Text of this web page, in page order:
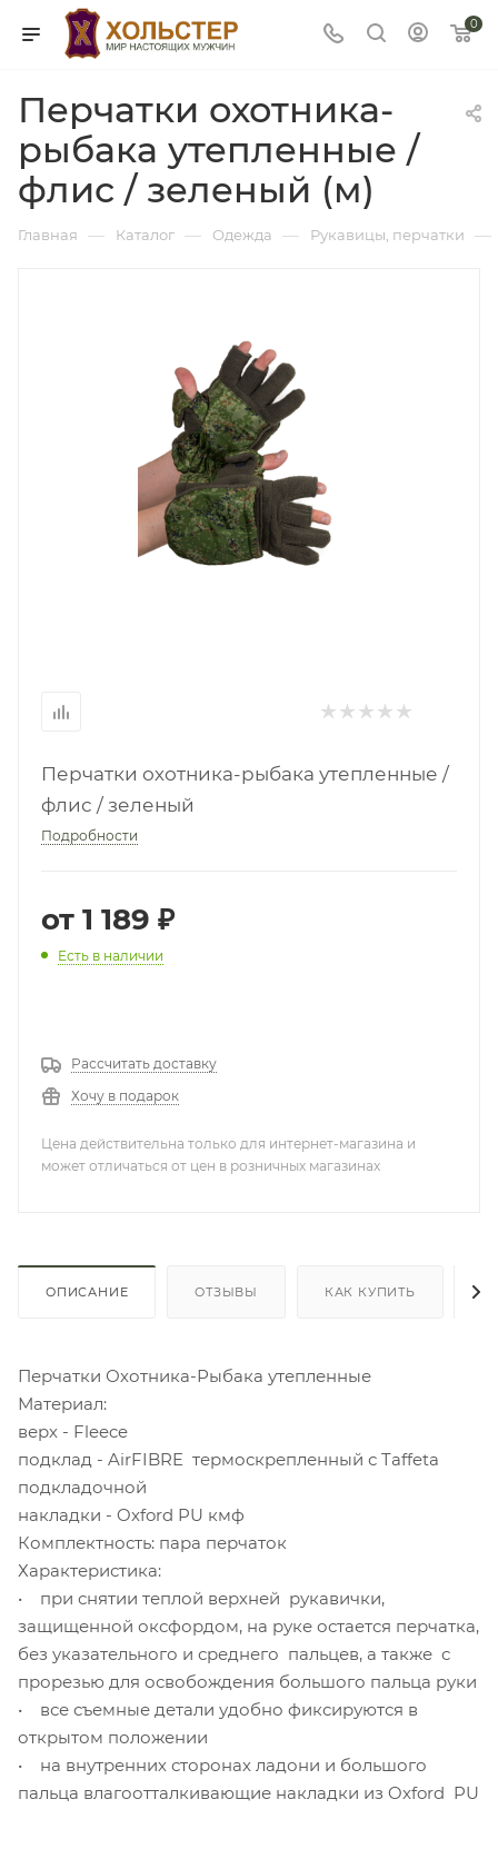
0
Перчатки охотника-
рыбака утепленные /
флис / зеленый (м)
Главная — Каталог — Одежда — Рукавицы, перчатки —
Перчатки охотника-рыбака утепленные /
флис / зеленый
Подробности
от 1 189 ₽
Есть в наличии
Рассчитать доставку
Хочу в подарок
Цена действительна только для интернет-магазина и
может отличаться от цен в розничных магазинах
ОПИСАНИЕ ОТЗЫВЫ КАК КУПИТЬ
Перчатки Охотника-Рыбака утепленные
Материал:
верх - Fleece
подклад - AirFIBRE термоскрепленный с Taffeta
подкладочной
накладки - Oxford PU кмф
Комплектность: пара перчаток
Характеристика:
• при снятии теплой верхней рукавички,
защищенной оксфордом, на руке остается перчатка,
без указательного и среднего пальцев, а также с
прорезью для освобождения большого пальца руки
• все съемные детали удобно фиксируются в
открытом положении
• на внутренних сторонах ладони и большого
пальца влагоотталкивающие накладки из Oxford PU